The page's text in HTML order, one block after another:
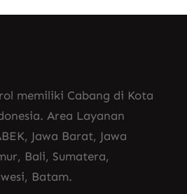
memiliki Cabang di Kota
Area Layanan
Jawa Barat, Jawa
Bali, Sumatera,
Batam.